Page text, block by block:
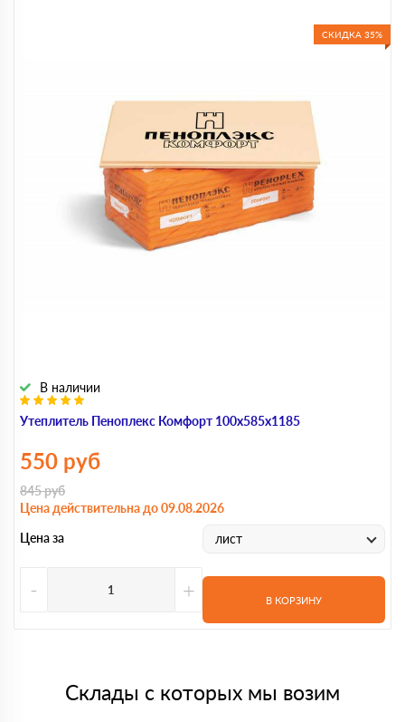
СКИДКА 35%
Утеплитель Пеноплекс Комфорт 100х585х1185
В наличии
550 руб
845руб
Цена действительна до 09.08.2026
Цена за
лист
- + В КОРЗИНУ
Склады с которых мы возим